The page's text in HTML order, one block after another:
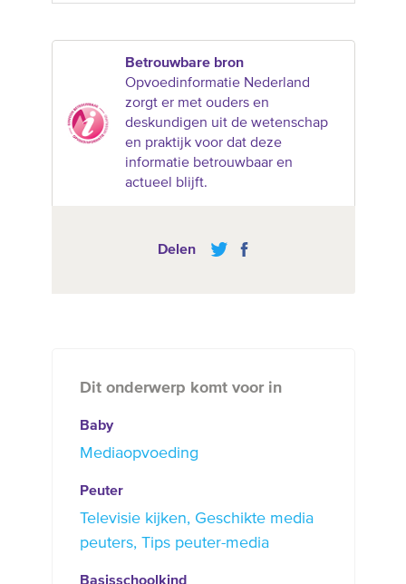
Betrouwbare bron
Opvoedinformatie Nederland
zorgt er met ouders en
deskundigen uit de wetenschap
en praktijk voor dat deze
informatie betrouwbaar en
actueel blijft.
Delen
Dit onderwerp komt voor in
Baby
Mediaopvoeding
Peuter
Televisie kijken
Geschikte media
peuters Tips peuter-media